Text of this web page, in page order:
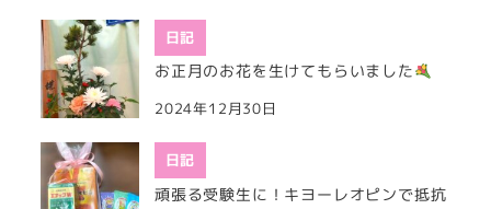
日記
お正月のお花を生けてもらいました
2024年12月30日
日記
頑張る受験生に！キヨーレオピンで抵抗